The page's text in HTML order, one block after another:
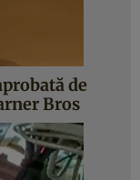
de
Bros